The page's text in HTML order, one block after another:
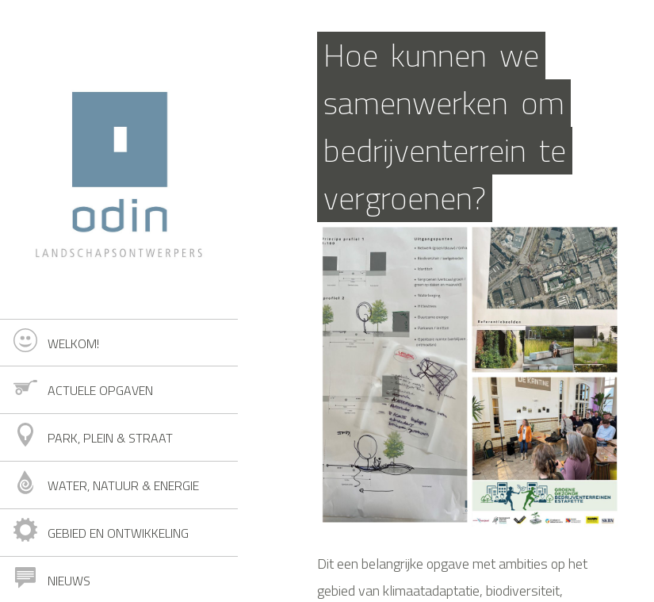
WELKOM!
ACTUELE OPGAVEN
PARK, PLEIN & STRAAT
WATER, NATUUR & ENERGIE
GEBIED EN ONTWIKKELING
NIEUWS
Hoe kunnen we
samenwerken om
bedrijventerrein te
vergroenen?
Dit een belangrijke opgave met ambities op het
gebied van klimaatadaptatie, biodiversiteit,